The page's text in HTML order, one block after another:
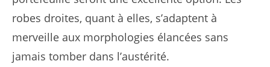
robes droites, quant à elles, s’adaptent à
merveille aux morphologies élancées sans
jamais tomber dans l’austérité.